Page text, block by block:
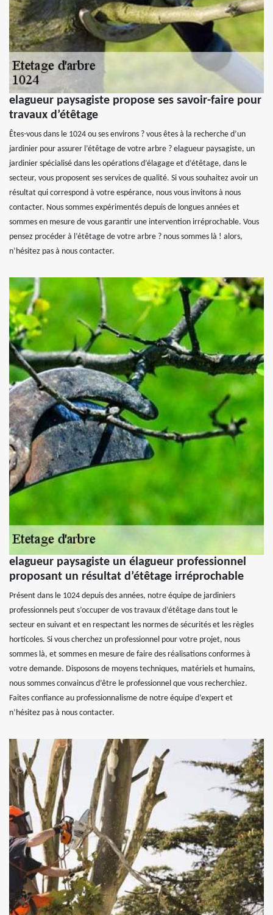
elagueur paysagiste propose ses savoir-faire pour
travaux d’étêtage
Êtes-vous dans le 1024 ou ses environs ? vous êtes à la recherche d’un
jardinier pour assurer l’étêtage de votre arbre ? elagueur paysagiste, un
jardinier spécialisé dans les opérations d’élagage et d’étêtage, dans le
secteur, vous proposent ses services de qualité. Si vous souhaitez avoir un
résultat qui correspond à votre espérance, nous vous invitons à nous
contacter. Nous sommes expérimentés depuis de longues années et
sommes en mesure de vous garantir une intervention irréprochable. Vous
pensez procéder à l’étêtage de votre arbre ? nous sommes là ! alors,
n’hésitez pas à nous contacter.
elagueur paysagiste un élagueur professionnel
proposant un résultat d’étêtage irréprochable
Présent dans le 1024 depuis des années, notre équipe de jardiniers
professionnels peut s’occuper de vos travaux d’étêtage dans tout le
secteur en suivant et en respectant les normes de sécurités et les règles
horticoles. Si vous cherchez un professionnel pour votre projet, nous
sommes là, et sommes en mesure de faire des réalisations conformes à
votre demande. Disposons de moyens techniques, matériels et humains,
nous sommes convaincus d’être le professionnel que vous recherchiez.
Faites confiance au professionnalisme de notre équipe d’expert et
n’hésitez pas à nous contacter.